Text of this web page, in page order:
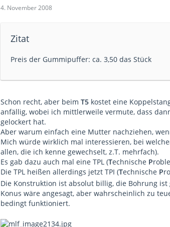
4. November 2008
Zitat
Preis der Gummipuffer: ca. 3,50 das Stück
Schon recht, aber beim T5 kostet eine
anfällig, wobei ich mittlerweile vermute, dass
gelockert hat.
Aber warum einfach eine Mutter nachziehen,
Mich würde wirklich mal interessieren, bei
allen, die ich kenne gewechselt, z.T. mehrfach).
Es gab dazu auch mal eine TPL (Technische P
Die TPL heißen allerdings jetzt TPI (Technische P
Die Konstruktion ist absolut billig, die Bohrung
Konus wäre angesagt, aber wahrscheinlich zu
bedingt funktioniert.